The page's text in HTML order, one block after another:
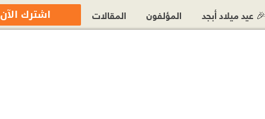
🎉 عيد ميلاد أبجد المؤلفون المقالات اشترك الآن